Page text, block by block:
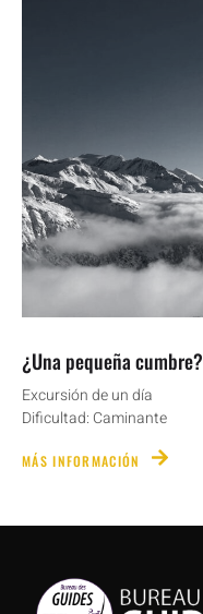
¿Una pequeña cumbre?
Excursión de un día
Dificultad: Caminante
MÁS INFORMACIÓN